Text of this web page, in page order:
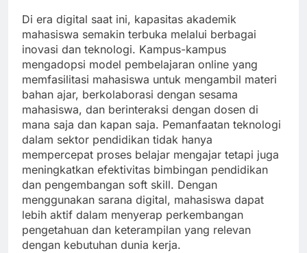
Di era digital saat ini, kapasitas akademik
mahasiswa semakin terbuka melalui berbagai
inovasi dan teknologi. Kampus-kampus
mengadopsi model pembelajaran online yang
memfasilitasi mahasiswa untuk mengambil materi
bahan ajar, berkolaborasi dengan sesama
mahasiswa, dan berinteraksi dengan dosen di
mana saja dan kapan saja. Pemanfaatan teknologi
dalam sektor pendidikan tidak hanya
mempercepat proses belajar mengajar tetapi juga
meningkatkan efektivitas bimbingan pendidikan
dan pengembangan soft skill. Dengan
menggunakan sarana digital, mahasiswa dapat
lebih aktif dalam menyerap perkembangan
pengetahuan dan keterampilan yang relevan
dengan kebutuhan dunia kerja.